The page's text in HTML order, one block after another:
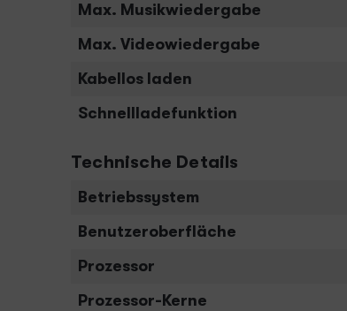
Max. Musikwiedergabe
Max. Videowiedergabe
Kabellos laden
Schnellladefunktion
Technische Details
Betriebssystem
Benutzeroberfläche
Prozessor
Prozessor-Kerne